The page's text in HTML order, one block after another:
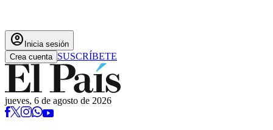
account_circle Inicia sesión
Crea cuenta SUSCRÍBETE
jueves, 6 de agosto de 2026